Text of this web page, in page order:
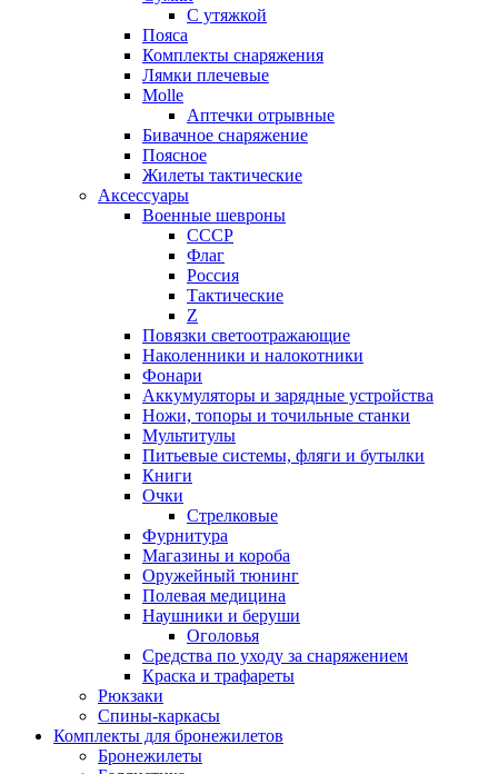
С утяжкой
Пояса
Комплекты снаряжения
Лямки плечевые
Molle
Аптечки отрывные
Бивачное снаряжение
Поясное
Жилеты тактические
Аксессуары
Военные шевроны
СССР
Флаг
Россия
Тактические
Z
Повязки светоотражающие
Наколенники и налокотники
Фонари
Аккумуляторы и зарядные устройства
Ножи, топоры и точильные станки
Мультитулы
Питьевые системы, фляги и бутылки
Книги
Очки
Стрелковые
Фурнитура
Магазины и короба
Оружейный тюнинг
Полевая медицина
Наушники и беруши
Оголовья
Средства по уходу за снаряжением
Краска и трафареты
Рюкзаки
Спины-каркасы
Комплекты для бронежилетов
Бронежилеты